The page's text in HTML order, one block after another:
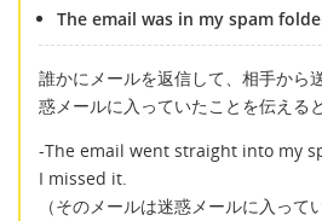
The email was in my spam
誰かにメールを返信して、相手から
惑メールに入っていたことを伝える
-The email went straight into my
I missed it.
（そのメールは迷惑メールに入って